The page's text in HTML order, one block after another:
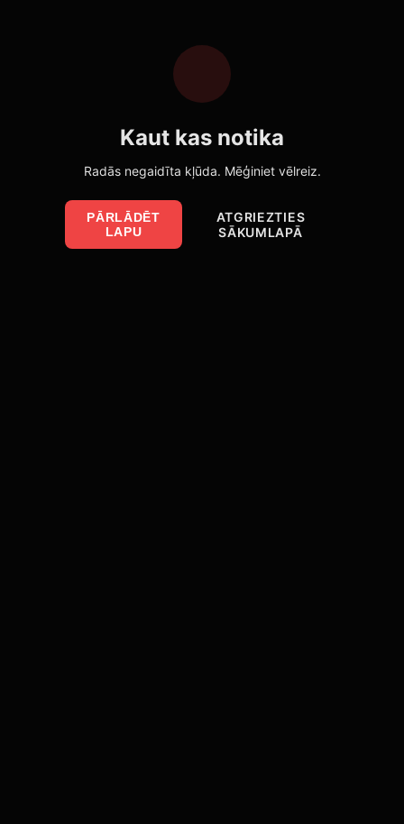
Kaut kas notika
Radās negaidīta kļūda. Mēģiniet vēlreiz.
PĀRLĀDĒT
LAPU
ATGRIEZTIES
SĀKUMLAPĀ